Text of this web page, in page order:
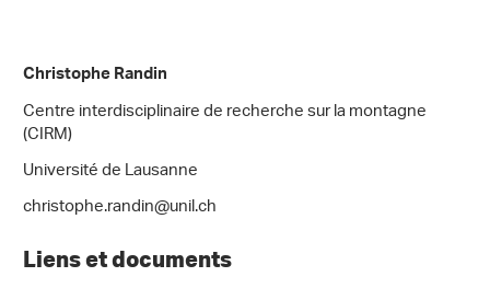
Christophe Randin
Centre interdisciplinaire de recherche sur la montagne
(CIRM)
Université de Lausanne
christophe.randin@unil.ch
Liens et documents